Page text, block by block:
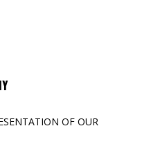
OF OUR